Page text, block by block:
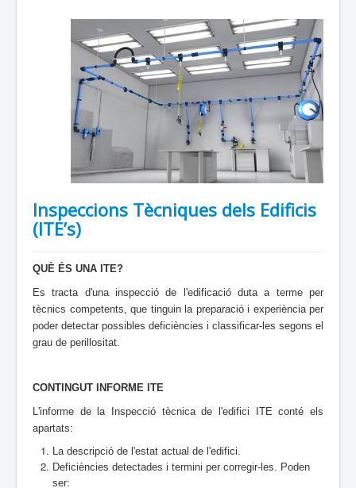
Inspeccions Tècniques dels Edificis
(ITE’s)
QUÈ ÉS UNA ITE?
Es tracta d'una inspecció de l'edificació duta a terme per
tècnics competents, que tinguin la preparació i experiència per
poder detectar possibles deficiències i classificar-les segons el
grau de perillositat.
CONTINGUT INFORME ITE
L'informe de la Inspecció tècnica de l'edifici ITE conté els
apartats:
La descripció de l'estat actual de l'edifici.
Deficiències detectades i termini per corregir-les. Poden
ser: